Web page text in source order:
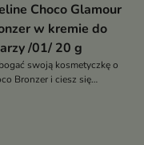
Choco Glamour
w kremie do
/01/ 20 g
swoją kosmetyczkę o
Bronzer i ciesz się